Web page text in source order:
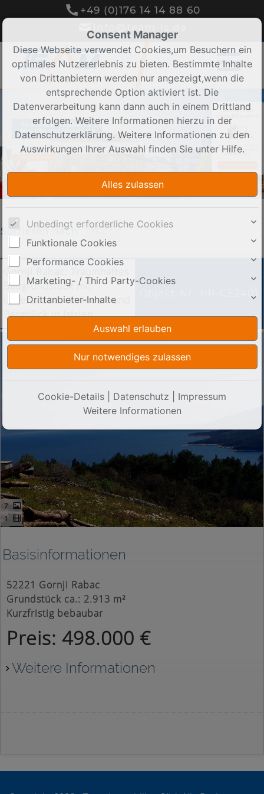
Ihr Immobilienmakler für Ulm,
Neu-Ulm und Umgebung
Wir bieten ausgezeichneten Service rund um die
Immobilie!
Was ist Ihre
Immobilie wert?
Wertermittlung für Ihre
Immobilie. Unverbindlich
und Kostenfrei.
+49 (0)176 14 14 88 60
Sortieren nach PLZ ↑
Gornji Rabac: Traumhaftes
Baugrundstück mit
unverbaubarem Meer- und
Bergblick in Istrien
Objekt-Nr.: HR-CE2401
1
7
Basisinformationen
52221 Gornji Rabac
Grundstück ca.: 2.913 m²
Preis: 498.000 €
Kurzfristig bebaubar
Weitere Informationen
Consent Manager
Diese Webseite verwendet Cookies,um Besuchern ein
optimales Nutzererlebnis zu bieten. Bestimmte Inhalte
von Drittanbietern werden nur angezeigt,wenn die
entsprechende Option aktiviert ist. Die
Datenverarbeitung kann dann auch in einem Drittland
erfolgen. Weitere Informationen hierzu in der
Datenschutzerklärung. Weitere Informationen zu den
Auswirkungen Ihrer Auswahl finden Sie unter Hilfe.
Unbedingt erforderliche Cookies
Funktionale Cookies
Performance Cookies
Marketing- / Third Party-Cookies
Drittanbieter-Inhalte
Cookie-Details Datenschutz
Impressum
Weitere Informationen